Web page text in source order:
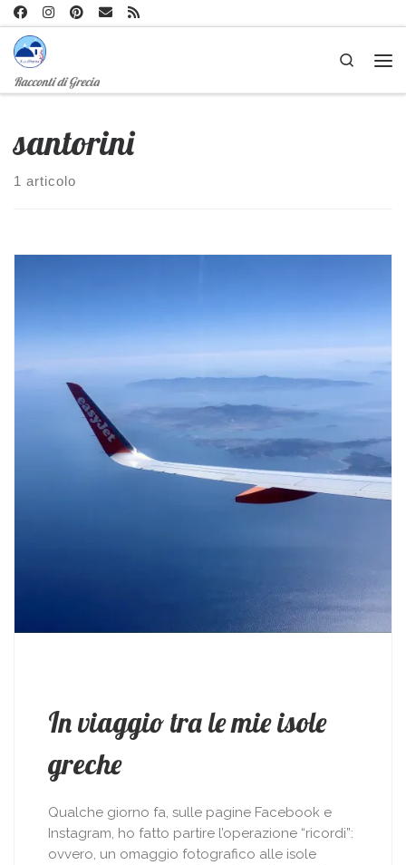
Passa al contenuto
Racconti di Grecia
Search
santorini
1 articolo
In viaggio tra le mie isole
greche
Qualche giorno fa, sulle pagine Facebook e
Instagram, ho fatto partire l’operazione “ricordi”:
ovvero, un omaggio fotografico alle isole